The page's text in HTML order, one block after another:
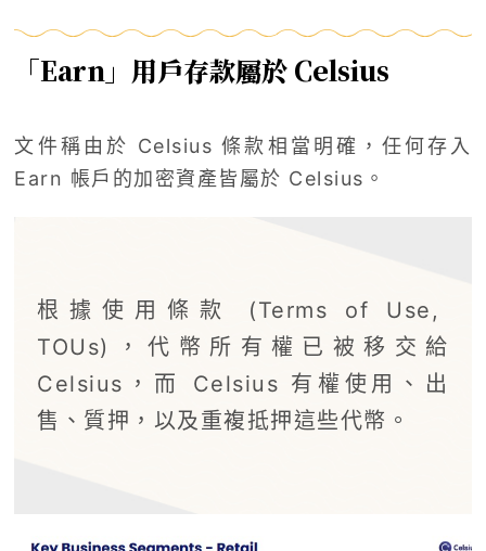
「Earn」用戶存款屬於 Celsius
文件稱由於 Celsius 條款相當明確，任何存入
Earn 帳戶的加密資產皆屬於 Celsius。
根據使用條款 (Terms of Use,
TOUs)，代幣所有權已被移交給
Celsius，而 Celsius 有權使用、出
售、質押，以及重複抵押這些代幣。